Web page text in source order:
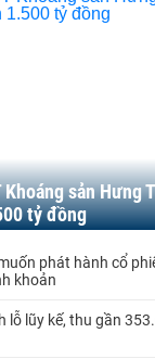
sản Hưng
tỷ đồng
phát hành cổ
khoản
lỗ lũy kế, thu gần